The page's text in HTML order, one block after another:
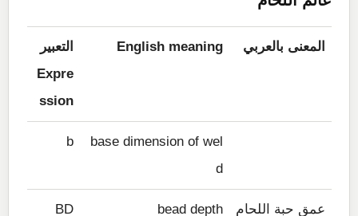
المعنى بالعربي English meaning
التعبير
Expre
ssion
base dimension of wel
d
b
عمق حبة اللحام bead depth
BD